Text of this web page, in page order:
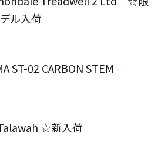
ル入荷
ST-02 CARBON STEM
☆新入荷